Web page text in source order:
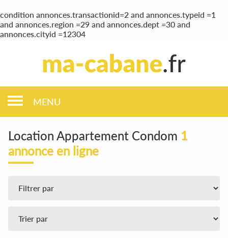
condition annonces.transactionid=2 and annonces.typeid =1
and annonces.region =29 and annonces.dept =30 and
annonces.cityid =12304
MENU
Location Appartement Condom 1
annonce en ligne